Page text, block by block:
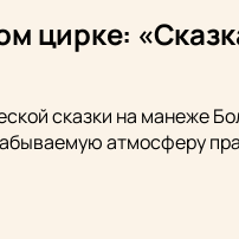
цирке:
сказки на манеже
атмосферу